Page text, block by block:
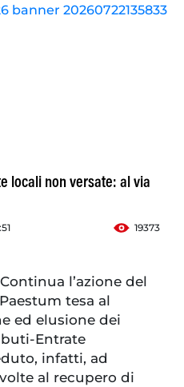
locali non versate: al via
19373
Continua l’azione del
tesa al
ed elusione dei
Entrate
infatti, ad
al recupero di